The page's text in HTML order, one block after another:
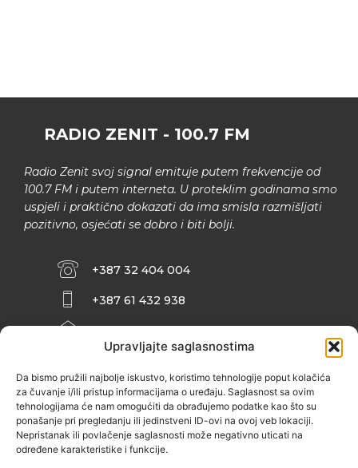
Upravljajte saglasnostima
Da bismo pružili najbolje iskustvo, koristimo tehnologije poput kolačića
za čuvanje i/ili pristup informacijama o uređaju. Saglasnost sa ovim
tehnologijama će nam omogućiti da obrađujemo podatke kao što su
ponašanje pri pregledanju ili jedinstveni ID-ovi na ovoj veb lokaciji.
Nepristanak ili povlačenje saglasnosti može negativno uticati na
određene karakteristike i funkcije.
RADIO ZENIT - 100.7 FM
Radio Zenit svoj signal emituje putem frekvencije od
100.7 FM i putem interneta. U proteklim godinama smo
uspjeli i praktično dokazati da ima smisla razmišljati
pozitivno, osjećati se dobro i biti bolji.
+387 32 404 004
+387 61 432 938
INFO@ZENIT.BA
ZENIČANKA, 3. SPRAT), 72000 ZENICA